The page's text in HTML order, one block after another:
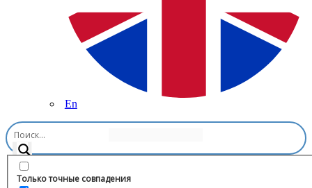
En
Только точные совпадения
Главная